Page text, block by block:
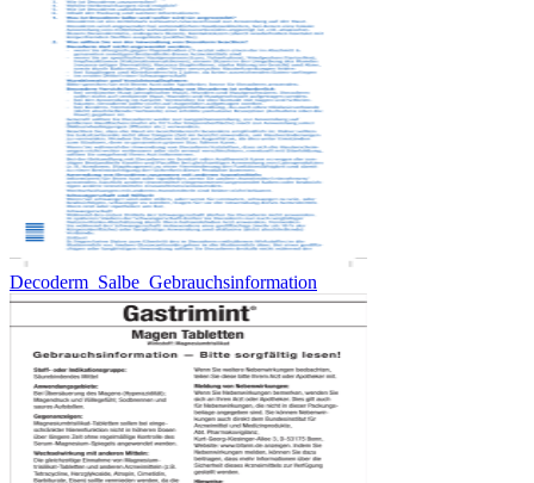
Decoderm_Salbe_Gebrauchsinformation